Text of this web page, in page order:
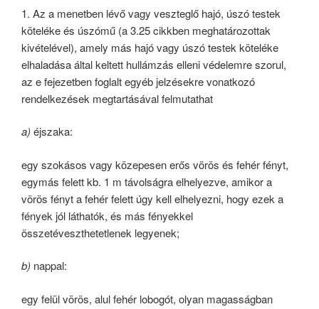
1. Az a menetben lévő vagy veszteglő hajó, úszó testek
köteléke és úszómű (a 3.25 cikkben meghatározottak
kivételével), amely más hajó vagy úszó testek köteléke
elhaladása által keltett hullámzás elleni védelemre szorul,
az e fejezetben foglalt egyéb jelzésekre vonatkozó
rendelkezések megtartásával felmutathat
a) éjszaka:
egy szokásos vagy közepesen erős vörös és fehér fényt,
egymás felett kb. 1 m távolságra elhelyezve, amikor a
vörös fényt a fehér felett úgy kell elhelyezni, hogy ezek a
fények jól láthatók, és más fényekkel
összetéveszthetetlenek legyenek;
b) nappal:
egy felül vörös, alul fehér lobogót, olyan magasságban